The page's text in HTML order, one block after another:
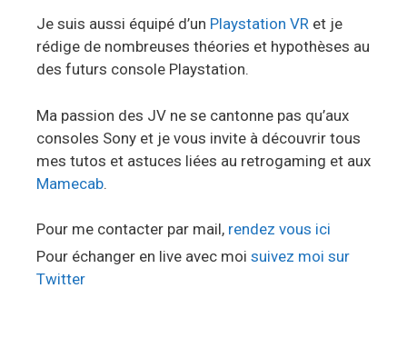
Je suis aussi équipé d’un Playstation VR et je
rédige de nombreuses théories et hypothèses au
des futurs console Playstation.
Ma passion des JV ne se cantonne pas qu’aux
consoles Sony et je vous invite à découvrir tous
mes tutos et astuces liées au retrogaming et aux
Mamecab.
Pour me contacter par mail, rendez vous ici
Pour échanger en live avec moi suivez moi sur
Twitter